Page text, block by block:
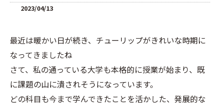
2023/04/13
最近は暖かい日が続き、チューリップがきれいな時期に
なってきましたね
さて、私の通っている大学も本格的に授業が始まり、既
に課題の山に潰されそうになっています。
どの科目も今まで学んできたことを活かした、発展的な